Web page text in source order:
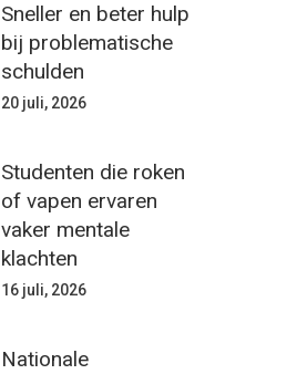
Sneller en beter hulp
bij problematische
schulden
20 juli, 2026
Studenten die roken
of vapen ervaren
vaker mentale
klachten
16 juli, 2026
Nationale